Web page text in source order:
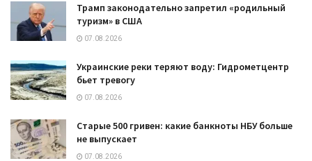
Трамп законодательно запретил «родильный
туризм» в США
07.08.2026
Украинские реки теряют воду: Гидрометцентр
бьет тревогу
07.08.2026
Старые 500 гривен: какие банкноты НБУ больше
не выпускает
07.08.2026